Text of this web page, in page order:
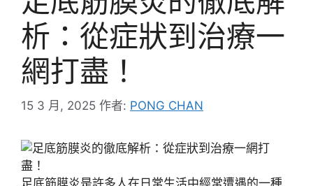
析：從症狀到治療一
網打盡！
15 3 月, 2025 作者: PONG CHAN
足底筋膜炎是許多人在日常生活中經常遭遇的一種